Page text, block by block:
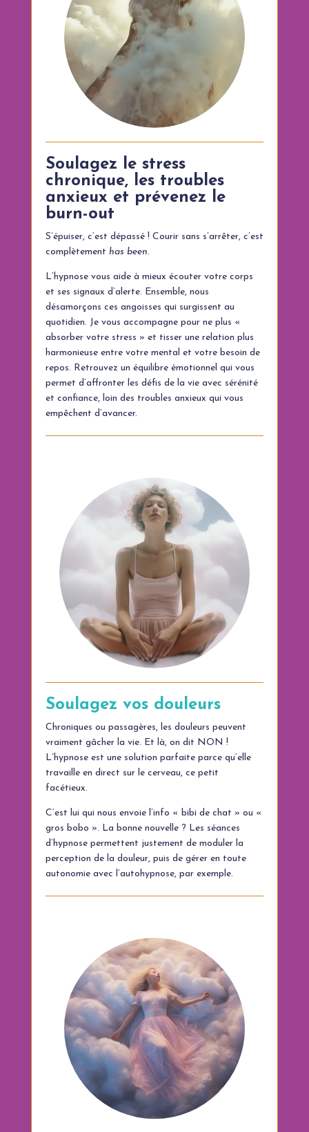
Soulagez le stress
chronique, les troubles
anxieux et prévenez le
burn-out
S’épuiser, c’est dépassé ! Courir sans s’arrêter, c’est
complètement has been.
L’hypnose vous aide à mieux écouter votre corps
et ses signaux d’alerte. Ensemble, nous
désamorçons ces angoisses qui surgissent au
quotidien. Je vous accompagne pour ne plus «
absorber votre stress » et tisser une relation plus
harmonieuse entre votre mental et votre besoin de
repos. Retrouvez un équilibre émotionnel qui vous
permet d’affronter les défis de la vie avec sérénité
et confiance, loin des troubles anxieux qui vous
empêchent d’avancer.
Soulagez vos douleurs
Chroniques ou passagères, les douleurs peuvent
vraiment gâcher la vie. Et là, on dit NON !
L’hypnose est une solution parfaite parce qu’elle
travaille en direct sur le cerveau, ce petit
facétieux.
C’est lui qui nous envoie l’info « bibi de chat » ou «
gros bobo ». La bonne nouvelle ? Les séances
d’hypnose permettent justement de moduler la
perception de la douleur, puis de gérer en toute
autonomie avec l’autohypnose, par exemple.